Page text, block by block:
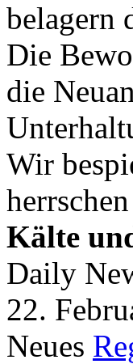
belagern
Die
die
Wir
Kälte
Daily
22.
Neues